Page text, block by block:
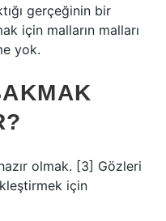
gerçeğinin bir
için malların malları
yok.
olmak. [3] Gözleri
için